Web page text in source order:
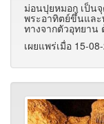
ม่อนปุยหมอก เป็น
พระอาทิตย์ขึ้นและ
ทางจากตัวอุทยาน
เผยแพร่เมื่อ 15-